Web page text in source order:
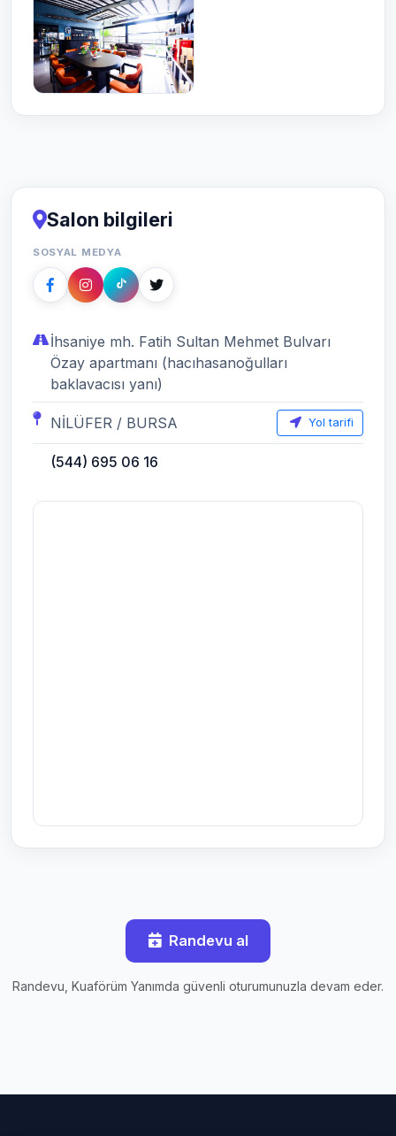
Salon bilgileri
SOSYAL MEDYA
İhsaniye mh. Fatih Sultan Mehmet Bulvarı
Özay apartmanı (hacıhasanoğulları
baklavacısı yanı)
NİLÜFER / BURSA Yol tarifi
(544) 695 06 16
Randevu al
Randevu, Kuaförüm Yanımda güvenli oturumunuzla devam eder.